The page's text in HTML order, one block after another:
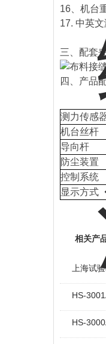
16、机台
17. 中英
三、配套
四、产品
测力传感
机台丝杆
导向杆
防尘装置
控制系统
显示方式
相关产
上海试
HS-
HS-